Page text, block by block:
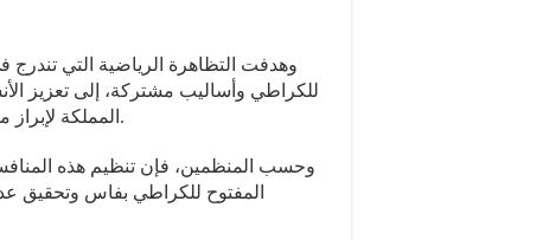
وهدفت التظاهرة الرياضية التي تندرج
للكراطي وأساليب مشتركة، إلى تعزيز
المملكة لإبراز مهارات وقدرات الأبطال المغاربة في هذا النوع الرياضي.
وحسب المنظمين، فإن تنظيم هذه
المفتوح للكراطي بفاس وتحقيق